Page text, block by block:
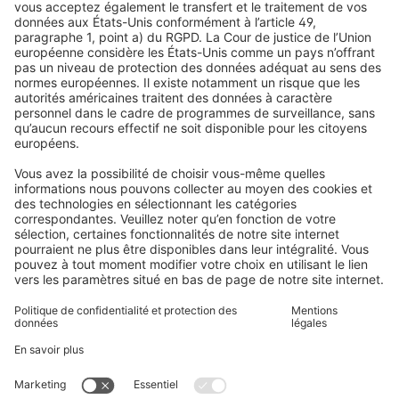
Volets roulants
Moteurs pour volets roulants
Moustiquaires
Stores bannes
Maison connectée
Électronique et radio
Newsletter
Délais de livraison et expédition
Modes de paiement
Conditions des bons d'achat
Consignes de sécurité
Enregistrements
Informations obligatoires pour les consommateurs
Ce que disent nos clients
Modes de paiement
Partenaires d'expédition
Politique de confidentialité et protection des données
Informations sur l’élimination des piles et équipements